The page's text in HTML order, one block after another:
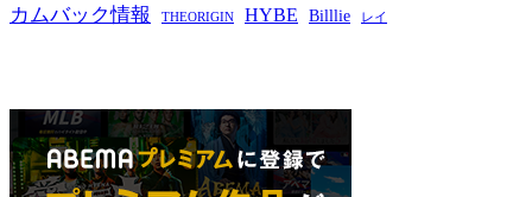
カムバック情報 THEORIGIN HYBE Billlie レイ